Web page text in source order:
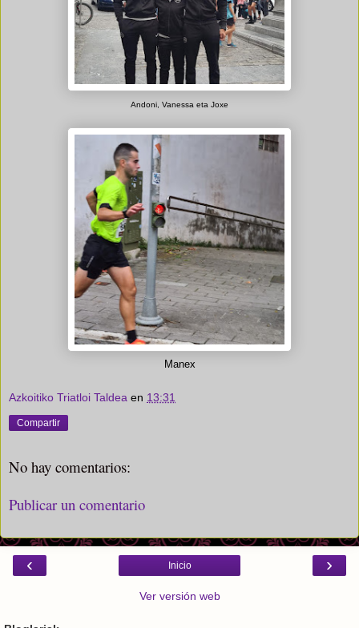
Andoni, Vanessa eta Joxe
Manex
Azkoitiko Triatloi Taldea en 13:31
Compartir
No hay comentarios:
Publicar un comentario
‹ ›
Inicio
Ver versión web